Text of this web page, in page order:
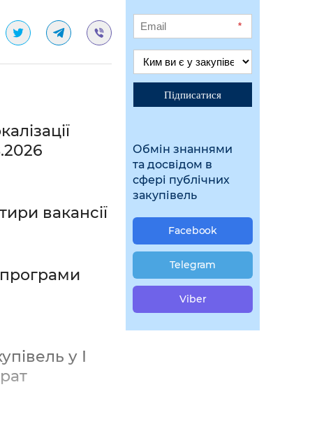
вакансії
програми
у І
*
Підписатися
Обмін знаннями
та досвідом в
сфері публічних
закупівель
Facebook
Telegram
Viber